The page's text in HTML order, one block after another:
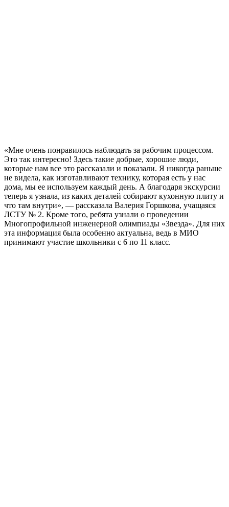
«Мне очень понравилось наблюдать за рабочим процессом.
Это так интересно! Здесь такие добрые, хорошие люди,
которые нам все это рассказали и показали. Я никогда раньше
не видела, как изготавливают технику, которая есть у нас
дома, мы ее используем каждый день. А благодаря экскурсии
теперь я узнала, из каких деталей собирают кухонную плиту и
что там внутри», — рассказала Валерия Горшкова, учащаяся
ЛСТУ № 2. Кроме того, ребята узнали о проведении
Многопрофильной инженерной олимпиады «Звезда». Для них
эта информация была особенно актуальна, ведь в МИО
принимают участие школьники с 6 по 11 класс.